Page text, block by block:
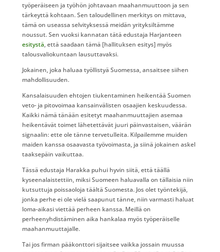
työperäiseen ja työhön johtavaan maahanmuuttoon ja sen
tärkeyttä kohtaan. Sen taloudellinen merkitys on mittava,
tämä on useassa selvityksessä meidän yrityksiltämme
noussut. Sen vuoksi kannatan tätä edustaja Harjanteen
esitystä, että saadaan tämä [hallituksen esitys] myös
talousvaliokuntaan lausuttavaksi.
Jokainen, joka haluaa työllistyä Suomessa, ansaitsee siihen
mahdollisuuden.
Kansalaisuuden ehtojen tiukentaminen heikentää Suomen
veto- ja pitovoimaa kansainvälisten osaajien keskuudessa.
Kaikki nämä tänään esitetyt maahanmuuttajien asemaa
heikentävät toimet lähetettävät juuri päinvastaisen, väärän
signaalin: ette ole tänne tervetulleita. Kilpailemme muiden
maiden kanssa osaavasta työvoimasta, ja siinä jokainen askel
taaksepäin vaikuttaa.
Tässä edustaja Harakka puhui hyvin siitä, että täällä
kyseenalaistettiin, miksi Suomeen haluavalla on tällaisia niin
kutsuttuja poissaoloja täältä Suomesta. Jos olet työntekijä,
jonka perhe ei ole vielä saapunut tänne, niin varmasti haluat
loma-aikasi viettää perheen kanssa. Meillä on
perheenyhdistäminen aika hankalaa myös työperäiselle
maahanmuuttajalle.
Tai jos firman pääkonttori sijaitsee vaikka jossain muussa